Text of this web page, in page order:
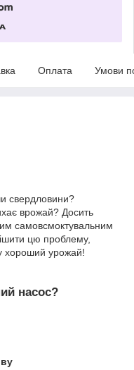
Оплата Умови
свердловини?
врожай? Досить
самовсмоктувальним
цю проблему,
хороший урожай!
насос?